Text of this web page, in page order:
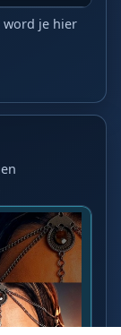
word je hier